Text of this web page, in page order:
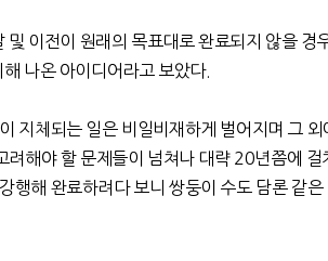
이전이 원래의 목표대로 완료되지 않을 경
나온 아이디어라고 보았다.
지체되는 일은 비일비재하게 벌어지며 그 외
려해야 할 문제들이 넘쳐나 대략20년쯤에 걸
행해 완료하려다 보니 쌍둥이 수도 담론 같은